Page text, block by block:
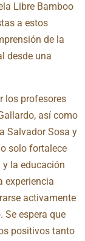
Libre Bamboo
a estos
de la
desde una
los profesores
así como
Salvador Sosa y
solo fortalece
la educación
experiencia
activamente
Se espera que
positivos tanto